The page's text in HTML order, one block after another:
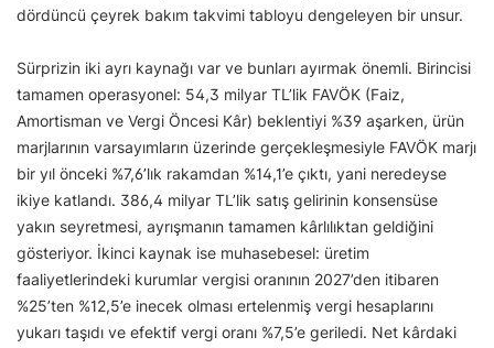
dördüncü çeyrek bakım takvimi tabloyu dengeleyen bir unsur.
Sürprizin iki ayrı kaynağı var ve bunları ayırmak önemli. Birincisi
tamamen operasyonel: 54,3 milyar TL’lik FAVÖK (Faiz,
Amortisman ve Vergi Öncesi Kâr) beklentiyi %39 aşarken, ürün
marjlarının varsayımların üzerinde gerçekleşmesiyle FAVÖK marjı
bir yıl önceki %7,6’lık rakamdan %14,1’e çıktı, yani neredeyse
ikiye katlandı. 386,4 milyar TL’lik satış gelirinin konsensüse
yakın seyretmesi, ayrışmanın tamamen kârlılıktan geldiğini
gösteriyor. İkinci kaynak ise muhasebesel: üretim
faaliyetlerindeki kurumlar vergisi oranının 2027’den itibaren
%25’ten %12,5’e inecek olması ertelenmiş vergi hesaplarını
yukarı taşıdı ve efektif vergi oranı %7,5’e geriledi. Net kârdaki